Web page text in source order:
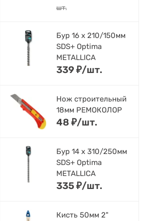
шт.
Бур 16 х 210/150мм
SDS+ Optima
METALLICA
339₽/шт.
Нож строительный
18мм РЕМОКОЛОР
48 ₽/шт.
Бур 14 х 310/250мм
SDS+ Optima
METALLICA
335₽/шт.
Кисть 50мм 2"